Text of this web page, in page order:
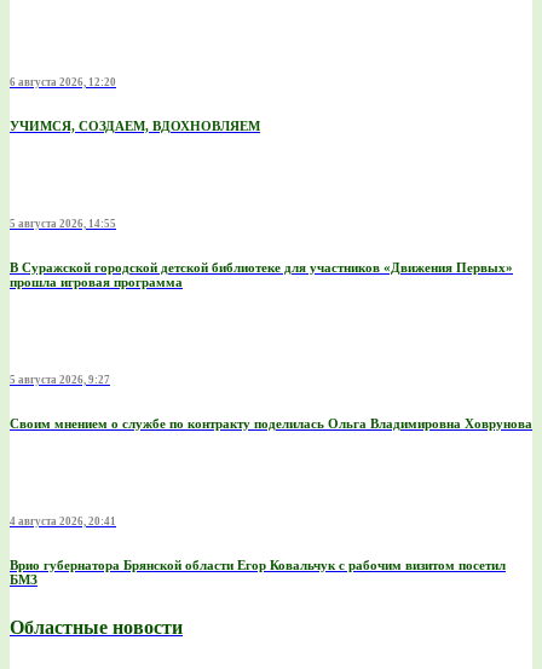
6 августа 2026, 12:20
УЧИМСЯ, СОЗДАЕМ, ВДОХНОВЛЯЕМ
5 августа 2026, 14:55
В Суражской городской детской библиотеке для участников «Движения Первых»
прошла игровая программа
5 августа 2026, 9:27
Своим мнением о службе по контракту поделилась Ольга Владимировна Ховрунова
4 августа 2026, 20:41
Врио губернатора Брянской области Егор Ковальчук с рабочим визитом посетил
БМЗ
Областные новости